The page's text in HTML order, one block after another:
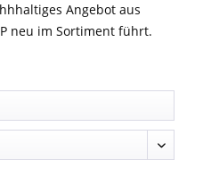
Angebot aus
neu im Sortiment führt.